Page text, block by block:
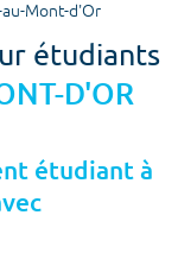
au-Mont-d'Or
étudiants
D'OR
étudiant à